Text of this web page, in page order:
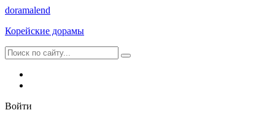
doramalend
Корейские дорамы
Войти